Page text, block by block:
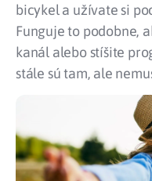
bicykel a užívate si
Funguje to podobne,
kanál alebo stíšite
stále sú tam, ale